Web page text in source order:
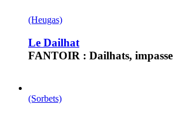
(Heugas)
Le Dailhat
FANTOIR : Dailhats,
(Sorbets)